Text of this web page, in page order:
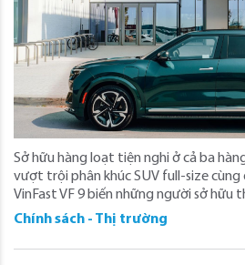
Sở hữu hàng loạt tiện nghi ở cả ba
vượt trội phân khúc SUV full-size cùng
VinFast VF 9 biến những người sở hữu
Chính sách - Thị trường